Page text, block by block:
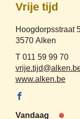
Vrije tijd
Adres
Hoogdorpsstraat
,3570 Alken
Tel.011 59 99 70
E-
mail
vrije.tijd@
Website
www.alken.be
Facebook
Vandaag